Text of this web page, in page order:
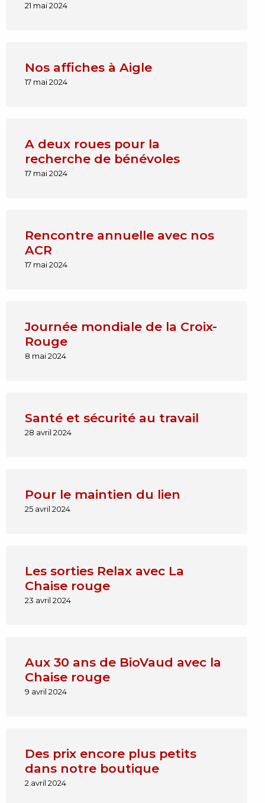
21 mai 2024
Nos affiches à Aigle
17 mai 2024
A deux roues pour la
recherche de bénévoles
17 mai 2024
Rencontre annuelle avec nos
ACR
17 mai 2024
Journée mondiale de la Croix-
Rouge
8 mai 2024
Santé et sécurité au travail
28 avril 2024
Pour le maintien du lien
25 avril 2024
Les sorties Relax avec La
Chaise rouge
23 avril 2024
Aux 30 ans de BioVaud avec la
Chaise rouge
9 avril 2024
Des prix encore plus petits
dans notre boutique
2 avril 2024